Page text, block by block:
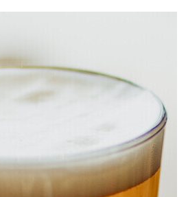
RÉSERVER
EN ÉPICERIE BOUTIQUE